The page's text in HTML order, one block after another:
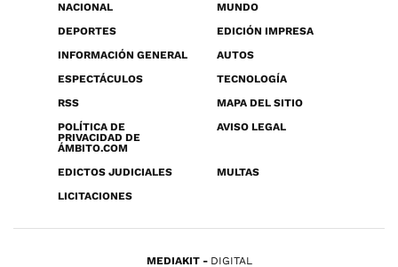
NACIONAL
MUNDO
DEPORTES
EDICIÓN IMPRESA
INFORMACIÓN GENERAL
AUTOS
ESPECTÁCULOS
TECNOLOGÍA
RSS
MAPA DEL SITIO
POLÍTICA DE
PRIVACIDAD DE
ÁMBITO.COM
AVISO LEGAL
EDICTOS JUDICIALES
MULTAS
LICITACIONES
MEDIAKIT DIGITAL